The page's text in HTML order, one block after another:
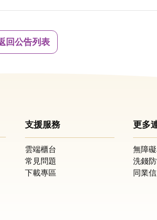
回公告列表
支援服務
雲端櫃台
常見問題
下載專區
更多
無障
洗錢
同業